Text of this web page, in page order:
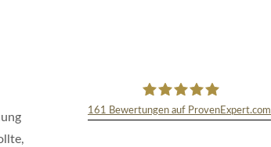
161 Bewertungen auf ProvenExpert.com